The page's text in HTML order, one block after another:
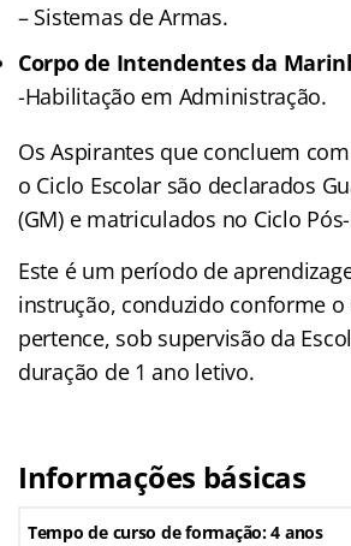
– Sistemas de Armas.
Corpo de Intendentes da
-Habilitação em Administração.
Os Aspirantes que concluem
o Ciclo Escolar são declarados
(GM) e matriculados no Ciclo Pós-
Este é um período de
instrução, conduzido conforme o
pertence, sob supervisão da
duração de 1 ano letivo.
Informações básicas
Tempo de curso de formação: 4 anos